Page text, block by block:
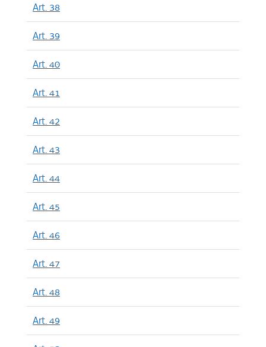
Art. 38
Art. 39
Art. 40
Art. 41
Art. 42
Art. 43
Art. 44
Art. 45
Art. 46
Art. 47
Art. 48
Art. 49